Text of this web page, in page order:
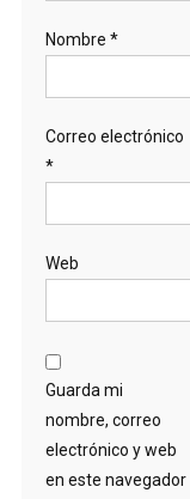
Nombre *
Correo electrónico
*
Web
Guarda mi
nombre, correo
electrónico y web
en este navegador